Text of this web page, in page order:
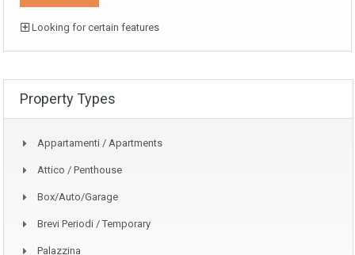
Looking for certain features
Property Types
Appartamenti / Apartments
Attico / Penthouse
Box/auto/garage
Brevi Periodi / Temporary
Palazzina